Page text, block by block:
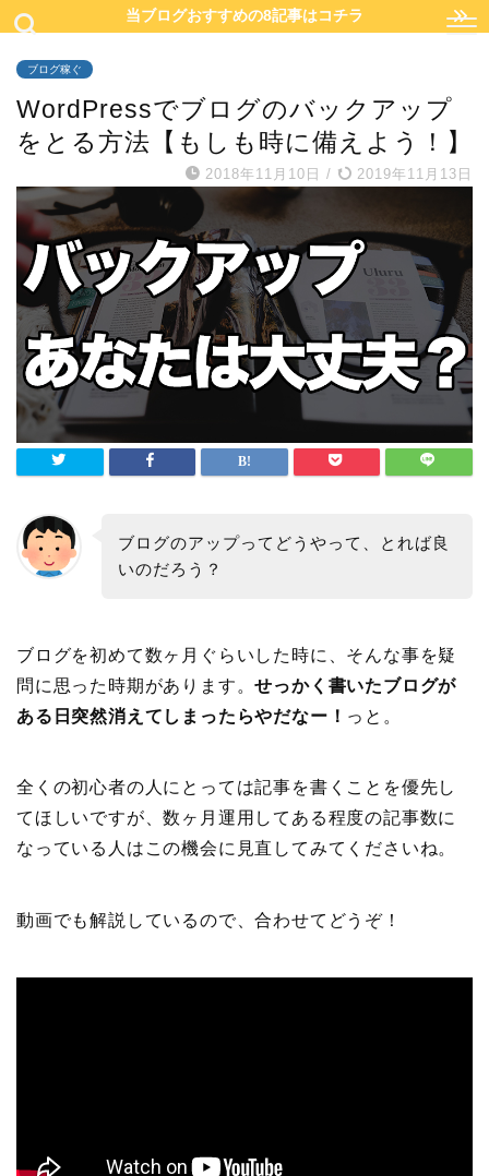
当ブログおすすめの8記事はコチラ
ブログ稼ぐ
WordPressでブログのバックアップ
をとる方法【もしも時に備えよう！】
2018年11月10日 / 2019年11月13日
ブログのアップってどうやって、とれば良
いのだろう？
ブログを初めて数ヶ月ぐらいした時に、そんな事を疑
問に思った時期があります。せっかく書いたブログが
ある日突然消えてしまったらやだなー！ っと。
全くの初心者の人にとっては記事を書くことを優先し
てほしいですが、数ヶ月運用してある程度の記事数に
なっている人はこの機会に見直してみてくださいね。
動画でも解説しているので、合わせてどうぞ！